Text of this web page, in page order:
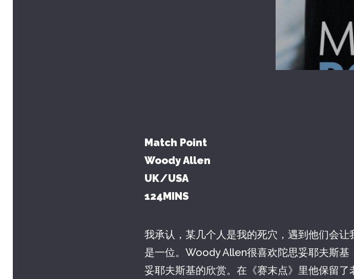
Match Point
Woody Allen
UK/USA
124MINS
我承认，某几个人是我的死穴，遇到他们会
是一位。Woody Allen很喜欢陀思妥耶夫斯
妥耶夫斯基的欣赏。在《赛末点》里他保留